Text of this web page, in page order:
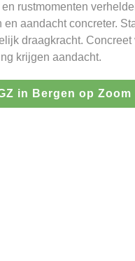
rustmomenten
aandacht concreter.
draagkracht.
krijgen aandacht.
in Bergen op Zoom